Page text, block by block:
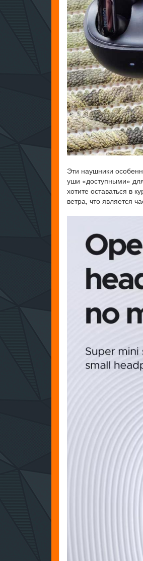
Эти наушники
уши «доступными»
хотите оставаться в
ветра, что является